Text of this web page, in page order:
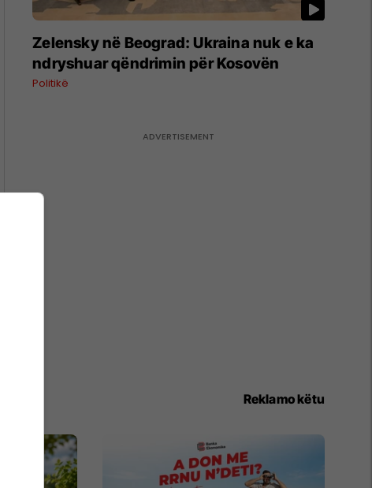
Zelensky në Beograd: Ukraina nuk e ka
ndryshuar qëndrimin për Kosovën
Politikë
Reklamo këtu